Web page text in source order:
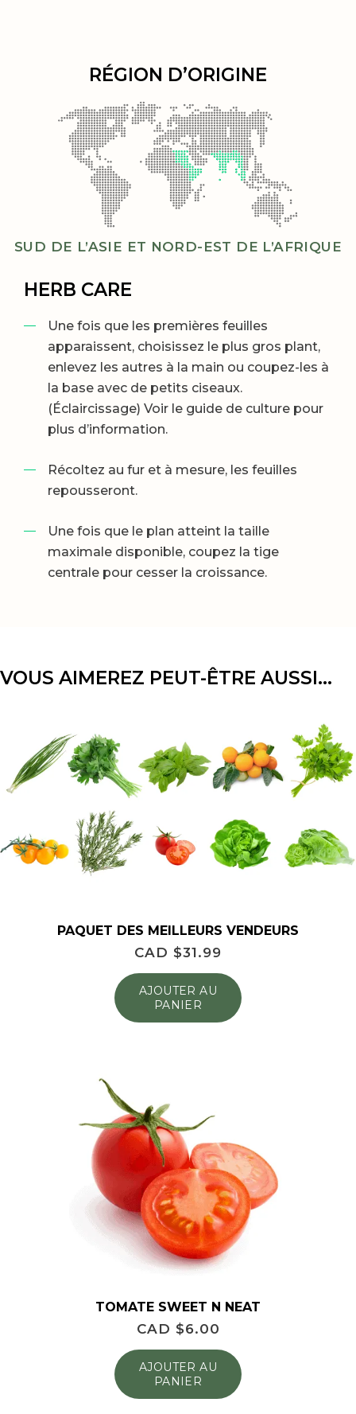
RÉGION D’ORIGINE
SUD DE L’ASIE ET NORD-EST DE L’AFRIQUE
HERB CARE
Une fois que les premières feuilles
apparaissent, choisissez le plus gros plant,
enlevez les autres à la main ou coupez-les à
la base avec de petits ciseaux.
(Éclaircissage) Voir le guide de culture pour
plus d’information.
Récoltez au fur et à mesure, les feuilles
repousseront.
Une fois que le plan atteint la taille
maximale disponible, coupez la tige
centrale pour cesser la croissance.
VOUS AIMEREZ PEUT-ÊTRE AUSSI…
PAQUET DES MEILLEURS VENDEURS
CAD $31.99
AJOUTER AU
PANIER
TOMATE SWEET N NEAT
CAD $6.00
AJOUTER AU
PANIER